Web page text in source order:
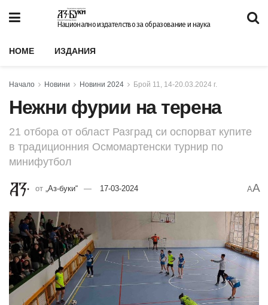
Национално издателство за образование и наука
HOME ИЗДАНИЯ
Начало Новини Новини 2024 Брой 11, 14-20.03.2024 г.
Нежни фурии на терена
21 отбора от област Разград си оспорват купите
в традиционния Осмомартенски турнир по
минифутбол
от „Аз-буки“ 17-03-2024 AA